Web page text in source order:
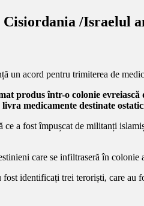
/Israelul
produs într-o colonie
medicamente destinate
ce a fost împușcat de militanți
care se infiltraseră în
identificați trei teroriști, care au